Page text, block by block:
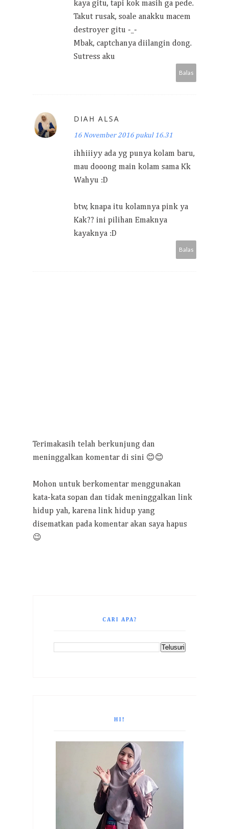
kaya gitu, tapi kok masih ga pede.
Takut rusak, soale anakku macem
destroyer gitu -_-
Mbak, captchanya diilangin dong.
Sutress aku
Balas
DIAH ALSA
16 November 2016 pukul 16.31
ihhiiiyy ada yg punya kolam baru,
mau dooong main kolam sama Kk
Wahyu :D
btw, knapa itu kolamnya pink ya
Kak?? ini pilihan Emaknya
kayaknya :D
Balas
Terimakasih telah berkunjung dan
meninggalkan komentar di sini 😊😊
Mohon untuk berkomentar menggunakan
kata-kata sopan dan tidak meninggalkan link
hidup yah, karena link hidup yang
disematkan pada komentar akan saya hapus
😉
CARI APA?
HI!